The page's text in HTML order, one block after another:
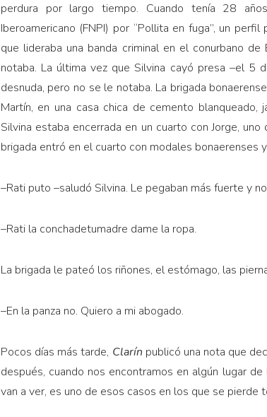
perdura por largo tiempo. Cuando tenía 28
Iberoamericano (FNPI) por “Pollita en fuga”, un perfil
que lideraba una banda criminal en el conurbano
notaba. La última vez que Silvina cayó presa –el 5
desnuda, pero no se le notaba. La brigada
Martín, en una casa chica de cemento
Silvina estaba encerrada en un cuarto con Jorge,
brigada entró en el cuarto con modales bonaerenses
–Rati puto –saludó Silvina. Le pegaban más fuerte y
–Rati la conchadetumadre dame la ropa.
La brigada le pateó los riñones, el estómago, las
–En la panza no. Quiero a mi abogado.
Pocos días más tarde, Clarín publicó una nota que
después, cuando nos encontramos en algún lugar
van a ver, es uno de esos casos en los que se pierde